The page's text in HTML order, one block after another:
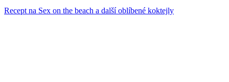
Recept na Sex on the beach a další oblíbené koktejly